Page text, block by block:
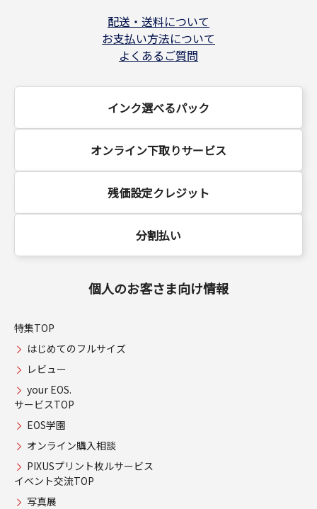
配送・送料について
お支払い方法について
よくあるご質問
インク選べるパック
オンライン下取りサービス
残価設定クレジット
分割払い
個人のお客さま向け情報
特集TOP
はじめてのフルサイズ
レビュー
your EOS.
サービスTOP
EOS学園
オンライン購入相談
PIXUSプリント枚ルサービス
イベント交流TOP
写真展